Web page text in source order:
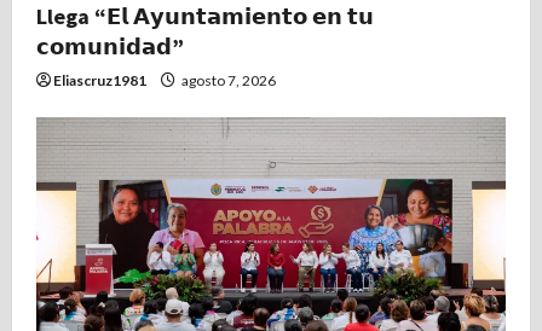
Llega “𝗘𝗹 𝗔𝘆𝘂𝗻𝘁𝗮𝗺𝗶𝗲𝗻𝘁𝗼 𝗲𝗻 𝘁𝘂
𝗰𝗼𝗺𝘂𝗻𝗶𝗱𝗮𝗱”
Eliascruz1981 agosto 7, 2026